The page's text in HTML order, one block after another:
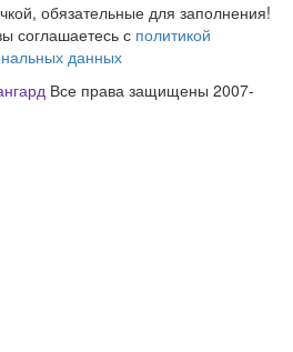
обязательные для заполнения!
соглашаетесь с политикой
данных
Все права защищены 2007-